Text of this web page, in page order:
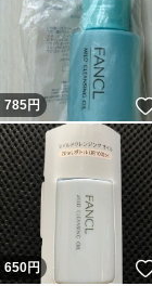
785円
650円